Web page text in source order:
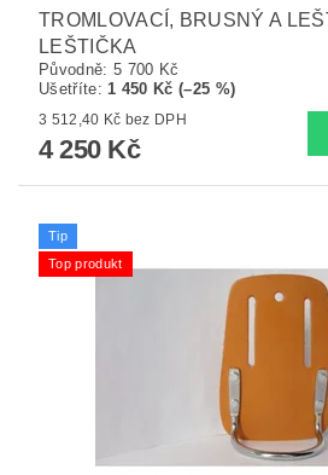
TROMLOVACÍ, BRUSNÝ A
LEŠTIČKA
Původně: 5 700 Kč
Ušetříte:1 450 Kč (–25 %)
3 512,40 Kč bez DPH
4 250 Kč
Tip
Top produkt